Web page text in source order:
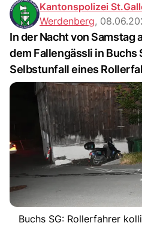
Kantonspolizei
Werdenberg,
In der Nacht von Samstag
dem Fallengässli in Buchs
Selbstunfall eines
Buchs SG: Rollerfahrer